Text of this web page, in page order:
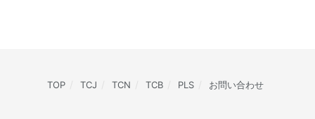
TOP TCJ TCN TCB PLS お問い合わせ